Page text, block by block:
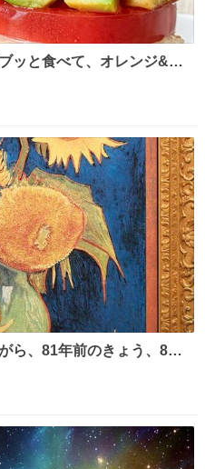
ッと食べて、オレンジ&パ
ッと飲んで、またアボカド
て、またオレンジ＆パッシ
ら、81年前のきょう、8月6
ら焼失した、 #ゴッホ の幻
年より展示しています。 #